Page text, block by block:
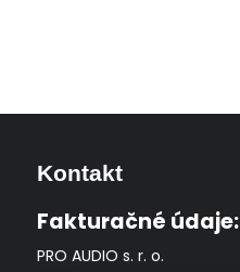
Kontakt
Fakturačné údaje:
PRO AUDIO s. r. o.